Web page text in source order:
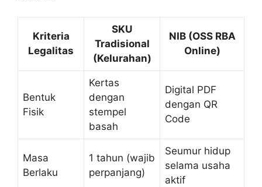
Kriteria
Legalitas
SKU
Tradisional
(Kelurahan)
NIB (OSS RBA
Online)
Bentuk
Fisik
Kertas
dengan
stempel
basah
Digital PDF
dengan QR
Code
Masa
Berlaku
1 tahun (wajib
perpanjang)
Seumur hidup
selama usaha
aktif